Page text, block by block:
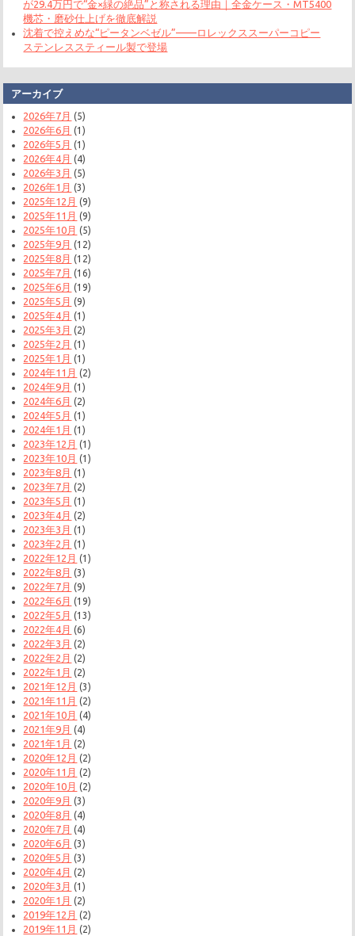
が29.4万円で“金×緑の絶品”と称される理由｜全金ケース・MT5400
機芯・磨砂仕上げを徹底解説
沈着で控えめな“ピータンベゼル”——ロレックススーパーコピー
ステンレススティール製で登場
アーカイブ
2026年7月 (5)
2026年6月 (1)
2026年5月 (1)
2026年4月 (4)
2026年3月 (5)
2026年1月 (3)
2025年12月 (9)
2025年11月 (9)
2025年10月 (5)
2025年9月 (12)
2025年8月 (12)
2025年7月 (16)
2025年6月 (19)
2025年5月 (9)
2025年4月 (1)
2025年3月 (2)
2025年2月 (1)
2025年1月 (1)
2024年11月 (2)
2024年9月 (1)
2024年6月 (2)
2024年5月 (1)
2024年1月 (1)
2023年12月 (1)
2023年10月 (1)
2023年8月 (1)
2023年7月 (2)
2023年5月 (1)
2023年4月 (2)
2023年3月 (1)
2023年2月 (1)
2022年12月 (1)
2022年8月 (3)
2022年7月 (9)
2022年6月 (19)
2022年5月 (13)
2022年4月 (6)
2022年3月 (2)
2022年2月 (2)
2022年1月 (2)
2021年12月 (3)
2021年11月 (2)
2021年10月 (4)
2021年9月 (4)
2021年1月 (2)
2020年12月 (2)
2020年11月 (2)
2020年10月 (2)
2020年9月 (3)
2020年8月 (4)
2020年7月 (4)
2020年6月 (3)
2020年5月 (3)
2020年4月 (2)
2020年3月 (1)
2020年1月 (2)
2019年12月 (2)
2019年11月 (2)